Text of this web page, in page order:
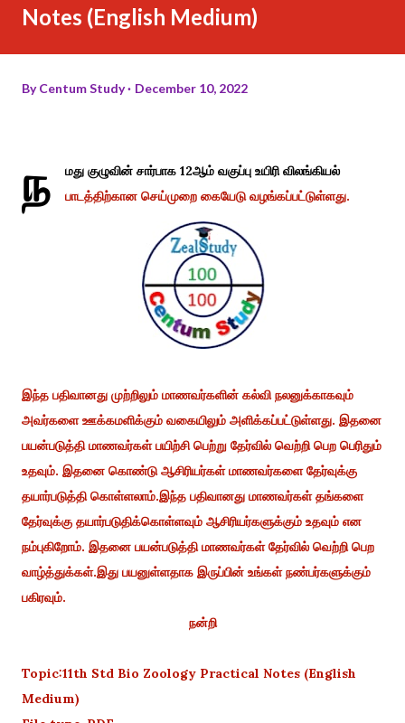
Notes (English Medium)
ByCentum Study December 10, 2022
ந
மது குழுவின் சார்பாக 12ஆம் வகுப்பு உயிரி விலங்கியல்
பாடத்திற்கான செய்முறை கையேடு வழங்கப்பட்டுள்ளது.
இந்த பதிவானது முற்றிலும் மாணவர்களின் கல்வி நலனுக்காகவும்
அவர்களை ஊக்கமளிக்கும் வகையிலும் அளிக்கப்பட்டுள்ளது. இதனை
பயன்படுத்தி மாணவர்கள் பயிற்சி பெற்று தேர்வில் வெற்றி பெற பெரிதும்
உதவும். இதனை கொண்டு ஆசிரியர்கள் மாணவர்களை தேர்வுக்கு
தயார்படுத்தி கொள்ளலாம்.இந்த பதிவானது மாணவர்கள் தங்களை
தேர்வுக்கு தயார்படுதிக்கொள்ளவும் ஆசிரியர்களுக்கும் உதவும் என
நம்புகிறோம். இதனை பயன்படுத்தி மாணவர்கள் தேர்வில் வெற்றி பெற
வாழ்த்துக்கள்.இது பயனுள்ளதாக இருப்பின் உங்கள் நண்பர்களுக்கும்
பகிரவும்.
நன்றி
Topic:11th Std Bio Zoology Practical Notes (English
Medium)